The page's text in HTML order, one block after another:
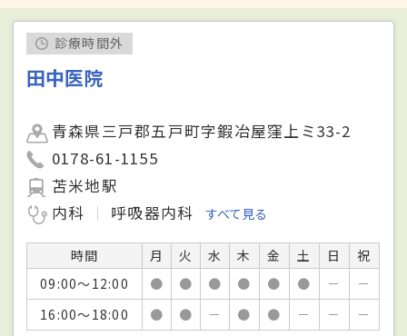
診療時間外
田中医院
青森県三戸郡五戸町字鍜冶屋窪上ミ33-2
0178-61-1155
苫米地駅
内科
呼吸器内科 すべて見る
時間 月 火 水 木 金 土 日
祝
09:00～12:00
● ● ● ● ● ● －
－
16:00～18:00
● ● － ● ● － －
－